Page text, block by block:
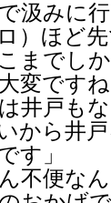
で汲みに
）ほど
までし
変です
井戸も
いから井
す」
ん不便な